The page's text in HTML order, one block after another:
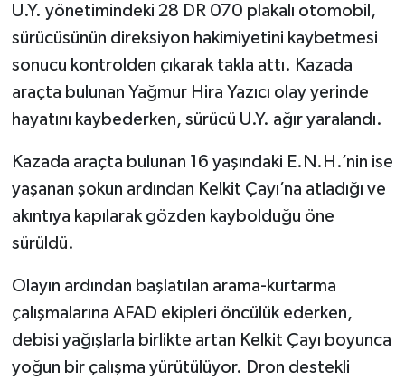
U.Y. yönetimindeki 28 DR 070 plakalı otomobil,
sürücüsünün direksiyon hakimiyetini kaybetmesi
sonucu kontrolden çıkarak takla attı. Kazada
araçta bulunan Yağmur Hira Yazıcı olay yerinde
hayatını kaybederken, sürücü U.Y. ağır yaralandı.
Kazada araçta bulunan 16 yaşındaki E.N.H.’nin ise
yaşanan şokun ardından Kelkit Çayı’na atladığı ve
akıntıya kapılarak gözden kaybolduğu öne
sürüldü.
Olayın ardından başlatılan arama-kurtarma
çalışmalarına AFAD ekipleri öncülük ederken,
debisi yağışlarla birlikte artan Kelkit Çayı boyunca
yoğun bir çalışma yürütülüyor. Dron destekli